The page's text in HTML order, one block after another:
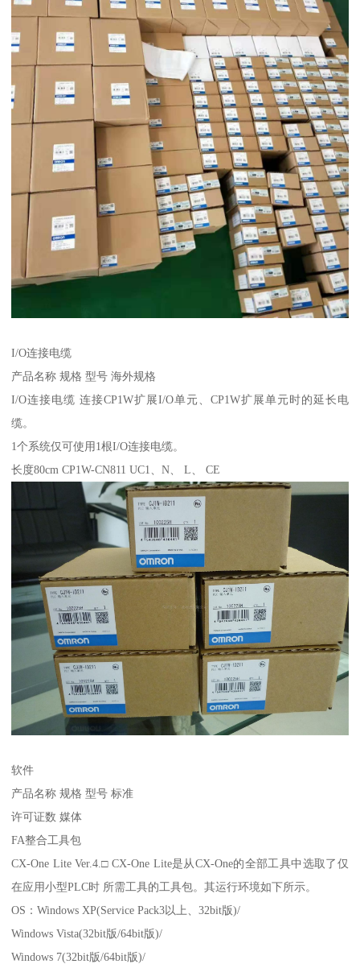
I/O连接电缆
产品名称 规格 型号 海外规格
I/O连接电缆 连接CP1W扩展I/O单元、CP1W扩展单元时的延长电
缆。
1个系统仅可使用1根I/O连接电缆。
长度80cm CP1W-CN811 UC1、N、 L、 CE
软件
产品名称 规格 型号 标准
许可证数 媒体
FA整合工具包
CX-One Lite Ver.4.□ CX-One Lite是从CX-One的全部工具中选取了仅
在应用小型PLC时 所需工具的工具包。其运行环境如下所示。
OS：Windows XP(Service Pack3以上、32bit版)/
Windows Vista(32bit版/64bit版)/
Windows 7(32bit版/64bit版)/